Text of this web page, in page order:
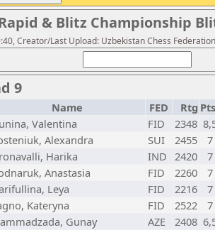
& Blitz Championship
Creator/Last Upload: Uzbekistan Chess Federation
9
Name FED Rtg
Valentina FID 2348
Alexandra SUI 2455 7
Harika IND 2420 7
Anastasia FID 2260 7
Leya FID 2216 7
Kateryna FID 2522 7
Gunay AZE 2408